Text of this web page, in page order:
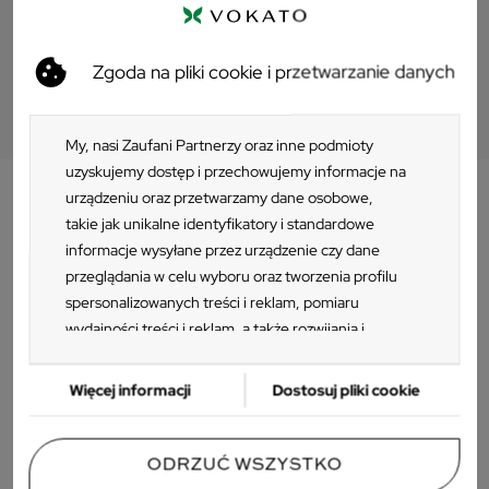
Zgoda na pliki cookie i przetwarzanie danych
My, nasi Zaufani Partnerzy oraz inne podmioty
uzyskujemy dostęp i przechowujemy informacje na
urządzeniu oraz przetwarzamy dane osobowe,
takie jak unikalne identyfikatory i standardowe
informacje wysyłane przez urządzenie czy dane
przeglądania w celu wyboru oraz tworzenia profilu
spersonalizowanych treści i reklam, pomiaru
wydajności treści i reklam, a także rozwijania i
Zaufani Partnerzy możemy korzystać z
precyzyjnych danych geolokalizacyjnych oraz
Ponieważ cenimy Twoją prywatność, prosimy o
Więcej informacji Dostosuj pliki cookie
ODRZUĆ WSZYSTKO
Pliki 3D
Opis
Krzesło barowe NET STOOLto uzupełnienie kolekcji mebli
NET włoskiego producentaNARDI. Wykonane zostało z
Świetnie odnajdzie się w kuchni, na zewnątrz czy w
przestrzeniach restauracyjnych.